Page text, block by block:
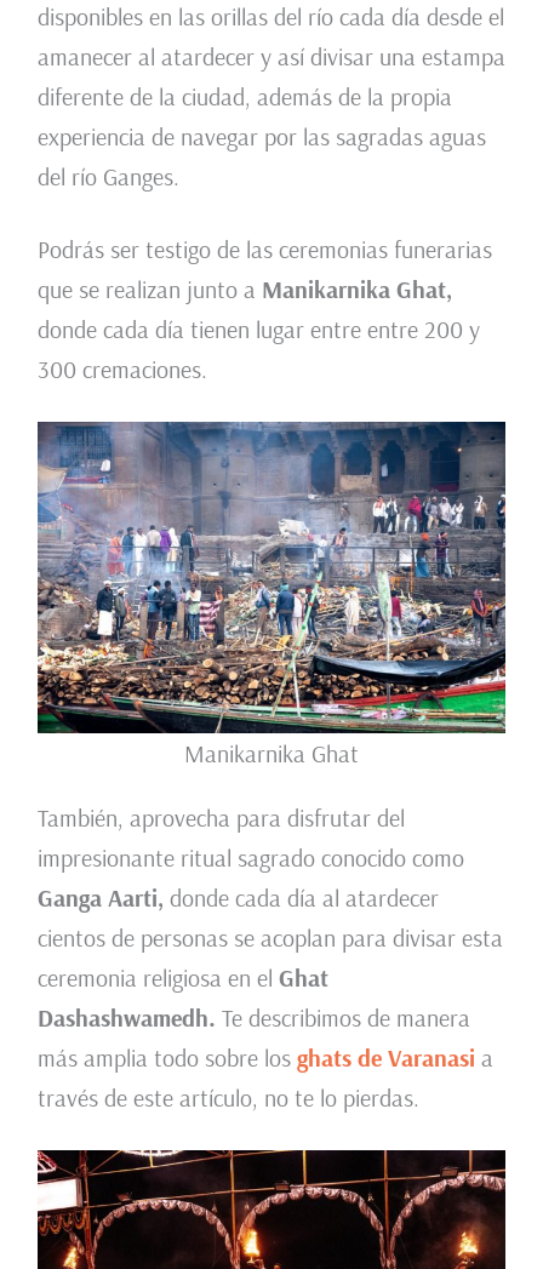
disponibles en las orillas del río cada día desde el
amanecer al atardecer y así divisar una estampa
diferente de la ciudad, además de la propia
experiencia de navegar por las sagradas aguas
del río Ganges.
Podrás ser testigo de las ceremonias funerarias
que se realizan junto a Manikarnika Ghat,
donde cada día tienen lugar entre entre 200 y
300 cremaciones.
Manikarnika Ghat
También, aprovecha para disfrutar del
impresionante ritual sagrado conocido como
Ganga Aarti, donde cada día al atardecer
cientos de personas se acoplan para divisar esta
ceremonia religiosa en el Ghat
Dashashwamedh. Te describimos de manera
más amplia todo sobre los ghats de Varanasi a
través de este artículo, no te lo pierdas.